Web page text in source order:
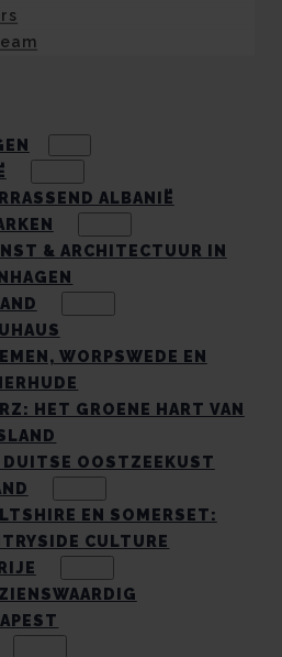
ALBANIË
& ARCHITECTUUR IN
WORPSWEDE EN
HET GROENE HART VAN
DUITSE OOSTZEEKUST
EN SOMERSET:
CULTURE